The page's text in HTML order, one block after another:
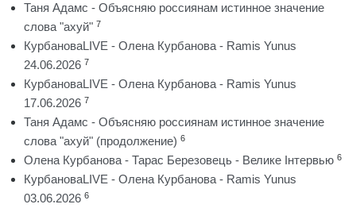
Таня Адамс - Объясняю россиянам истинное значение
слова "ахуй" 7
КурбановаLIVE - Олена Курбанова - Ramis Yunus
24.06.2026 7
КурбановаLIVE - Олена Курбанова - Ramis Yunus
17.06.2026 7
Таня Адамс - Объясняю россиянам истинное значение
слова "ахуй" (продолжение) 6
Олена Курбанова - Тарас Березовець - Велике Інтервью 6
КурбановаLIVE - Олена Курбанова - Ramis Yunus
03.06.2026 6